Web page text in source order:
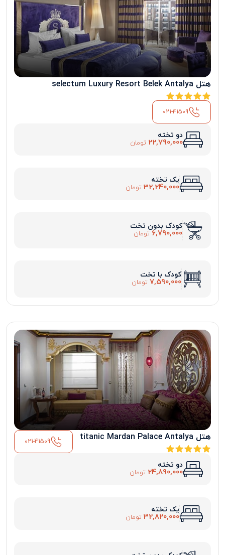
هتل selectum Luxury Resort Belek Antalya
021-41509
دو تخته
22,790,000 تومان
یک تخته
32,240,000 تومان
کودک بدون تخت
6,790,000 تومان
کودک با تخت
7,590,000 تومان
هتل titanic Mardan Palace Antalya 021-41509
دو تخته
24,890,000 تومان
یک تخته
32,820,000 تومان